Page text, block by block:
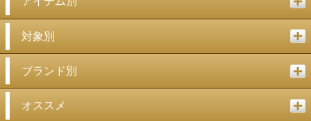
対象別
ブランド別
オススメ